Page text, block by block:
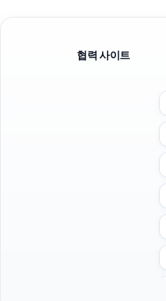
협력 사이트